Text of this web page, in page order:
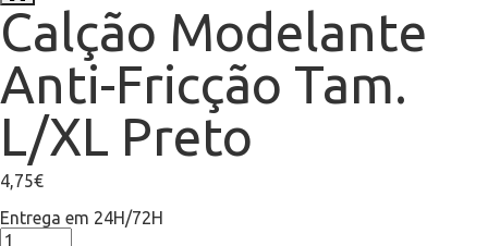
Calção Modelante
Anti-Fricção Tam.
L/XL Preto
4,75€
Entrega em 24H/72H